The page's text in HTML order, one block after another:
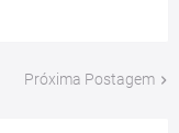
Próxima Postagem